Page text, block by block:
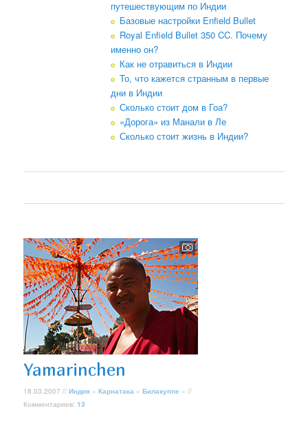
путешествующим по Индии
Базовые настройки Enfield Bullet
Royal Enfield Bullet 350 CC. Почему
именно он?
Как не отравиться в Индии
То, что кажется странным в первые
дни в Индии
Сколько стоит дом в Гоа?
«Дорога» из Манали в Ле
Сколько стоит жизнь в Индии?
Yamarinchen
18.03.2007 //Индия »Карнатака »Билакуппе » //
Комментариев:13